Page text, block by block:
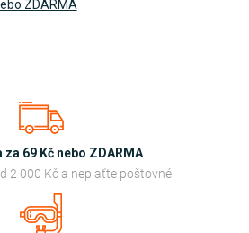
ZDARMA
za 69 Kč nebo ZDARMA
2 000 Kč a neplaťte poštovné